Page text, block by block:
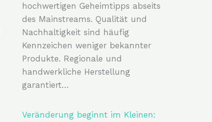
hochwertigen Geheimtipps abseits
des Mainstreams. Qualität und
Nachhaltigkeit sind häufig
Kennzeichen weniger bekannter
Produkte. Regionale und
handwerkliche Herstellung
garantiert…
Veränderung beginnt im Kleinen: